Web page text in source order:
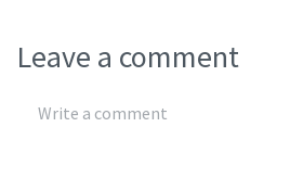
Leave a comment